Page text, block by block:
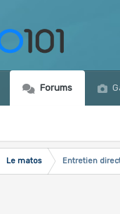
Forums
Le matos Entretien